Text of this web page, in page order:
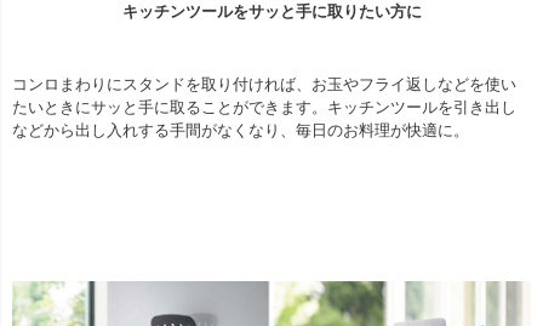
キッチンツールをサッと手に取りたい方に
コンロまわりにスタンドを取り付ければ、お玉やフライ返しなどを使い
たいときにサッと手に取ることができます。キッチンツールを引き出し
などから出し入れする手間がなくなり、毎日のお料理が快適に。